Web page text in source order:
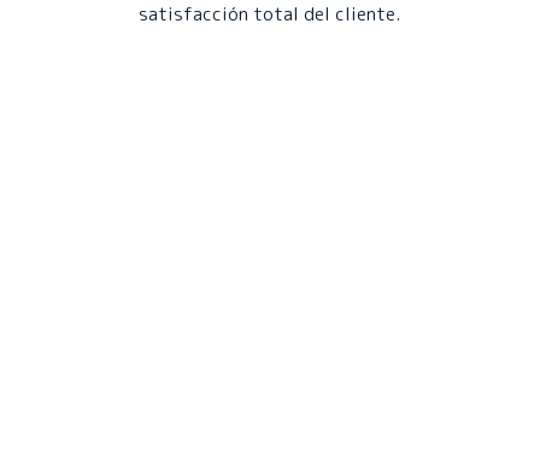
satisfacción total del cliente.